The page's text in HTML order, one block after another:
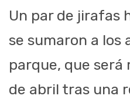
Un par de jirafas
se sumaron a los
parque, que será
de abril tras una